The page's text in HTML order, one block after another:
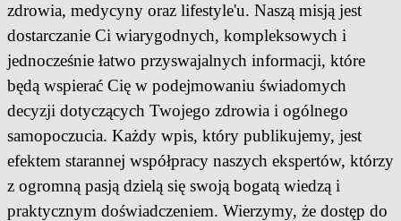
zdrowia, medycyny oraz lifestyle'u. Naszą misją jest
dostarczanie Ci wiarygodnych, kompleksowych i
jednocześnie łatwo przyswajalnych informacji, które
będą wspierać Cię w podejmowaniu świadomych
decyzji dotyczących Twojego zdrowia i ogólnego
samopoczucia. Każdy wpis, który publikujemy, jest
efektem starannej współpracy naszych ekspertów, którzy
z ogromną pasją dzielą się swoją bogatą wiedzą i
praktycznym doświadczeniem. Wierzymy, że dostęp do